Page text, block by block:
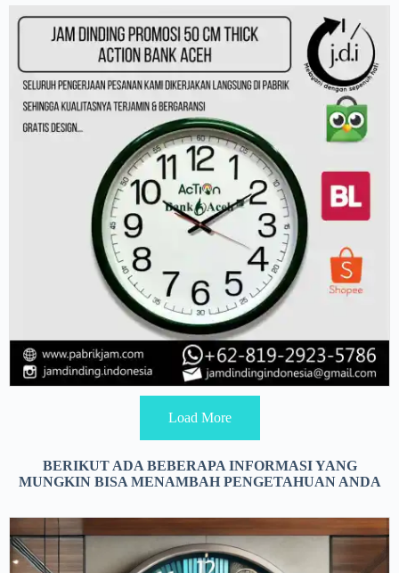
Load More
BERIKUT ADA BEBERAPA INFORMASI YANG
MUNGKIN BISA MENAMBAH PENGETAHUAN ANDA